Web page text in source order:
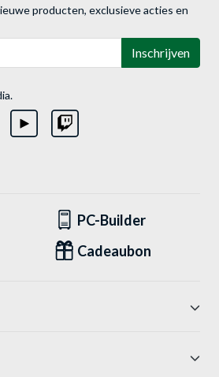
producten, exclusieve acties en
Inschrijven
PC-Builder
Cadeaubon